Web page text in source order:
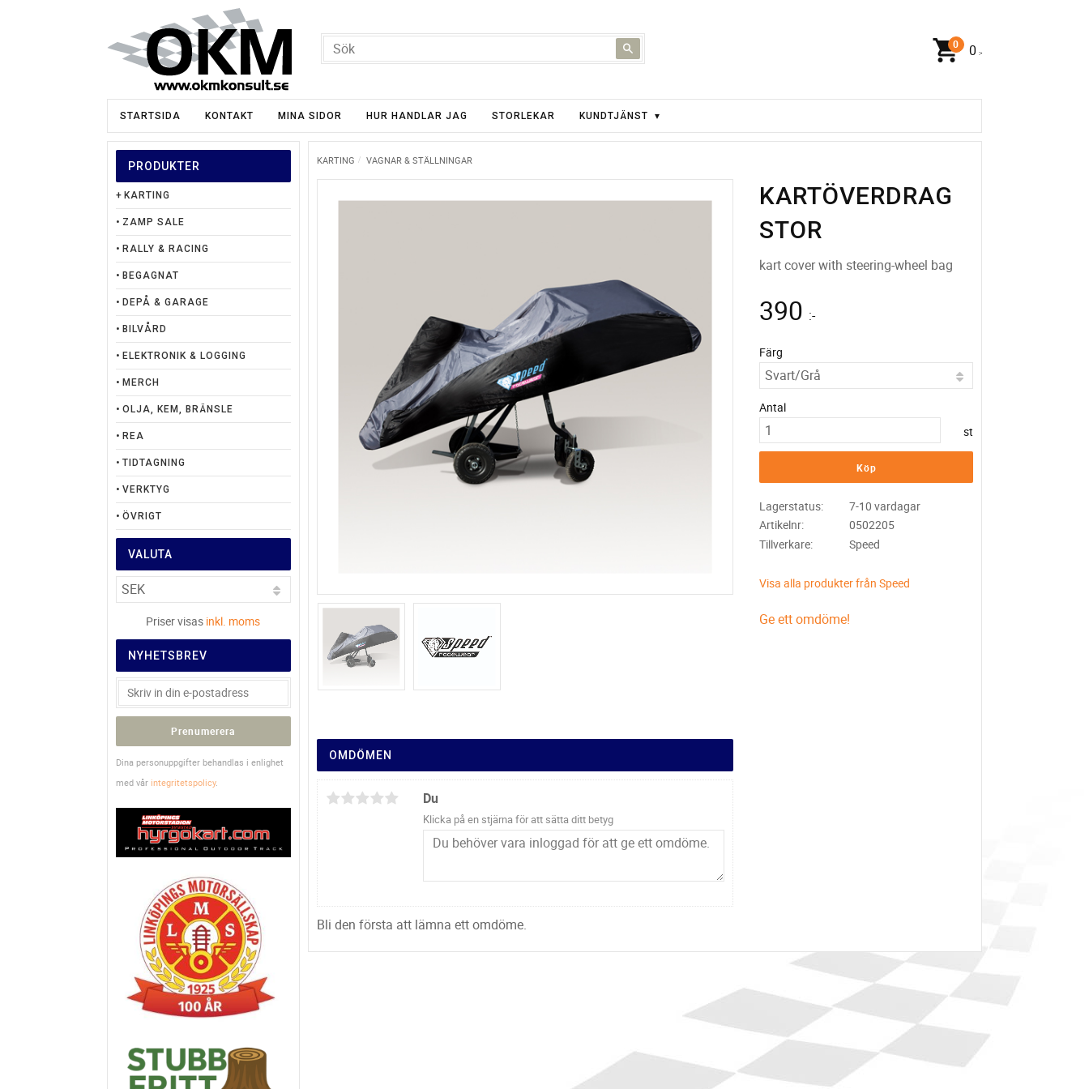
0 :-
STARTSIDA KONTAKT MINA SIDOR HUR HANDLAR JAG STORLEKAR KUNDTJÄNST
KARTING VAGNAR & STÄLLNINGAR
KARTÖVERDRAG
STOR
kart cover with steering-wheel bag
390 :-
Färg
Antal
st
Köp
Lagerstatus
7-10 vardagar
Artikelnr
0502205
Tillverkare
Speed
Visa alla produkter från Speed
Ge ett omdöme!
OMDÖMEN
Du
Klicka på en stjärna för att sätta ditt betyg
Bli den första att lämna ett omdöme.
PRODUKTER
KARTING
ZAMP SALE
RALLY & RACING
BEGAGNAT
DEPÅ & GARAGE
BILVÅRD
ELEKTRONIK & LOGGING
MERCH
OLJA, KEM, BRÄNSLE
REA
TIDTAGNING
VERKTYG
ÖVRIGT
VALUTA
Priser visas inkl. moms
NYHETSBREV
Prenumerera
Dina personuppgifter behandlas i enlighet
med vår integritetspolicy.